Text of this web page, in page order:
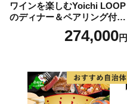
ワインを楽しむYoichi LOOP
のディナー＆ペアリング付宿
泊プラン＜デラックスツイン
274,000円